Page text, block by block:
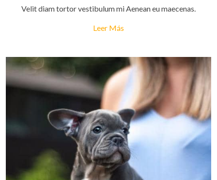
Velit diam tortor vestibulum mi Aenean eu maecenas.
Leer Más